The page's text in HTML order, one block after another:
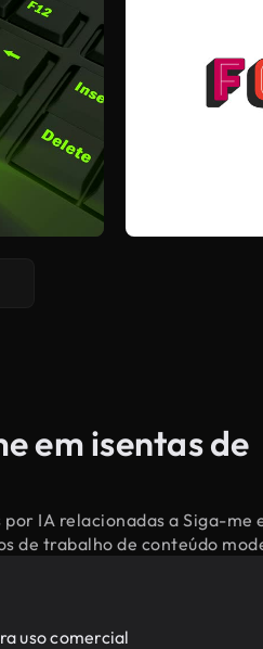
em isentas de
por IA relacionadas a Siga-me
de trabalho de conteúdo
uso comercial